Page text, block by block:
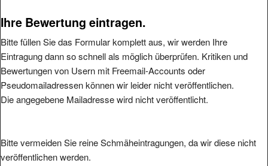
Ihre Bewertung eintragen.
Bitte füllen Sie das Formular komplett aus, wir werden Ihre
Eintragung dann so schnell als möglich überprüfen. Kritiken und
Bewertungen von Usern mit Freemail-Accounts oder
Pseudomailadressen können wir leider nicht veröffentlichen.
Die angegebene Mailadresse wird nicht veröffentlicht.
Bitte vermeiden Sie reine Schmäheintragungen, da wir diese nicht
veröffentlichen werden.